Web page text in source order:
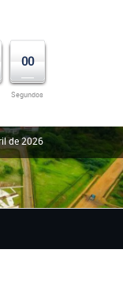
00
Segundos
de 2026